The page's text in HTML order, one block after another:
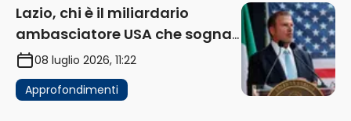
Lazio, chi è il miliardario
ambasciatore USA che sogna
di acquistare un club in Italia
08 luglio 2026, 11:22
Approfondimenti